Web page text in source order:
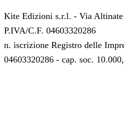
Kite Edizioni s.r.l. - Via Altinate
P.IVA/C.F. 04603320286
n. iscrizione Registro delle
04603320286 - cap. soc.